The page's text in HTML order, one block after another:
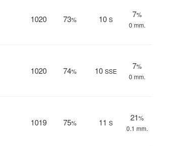
1020 73% 10 S
7%
0 mm.
1020 74% 10 SSE
7%
0 mm.
1019 75% 11 S
21%
0.1 mm.